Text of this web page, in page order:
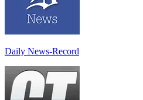
Daily News-Record